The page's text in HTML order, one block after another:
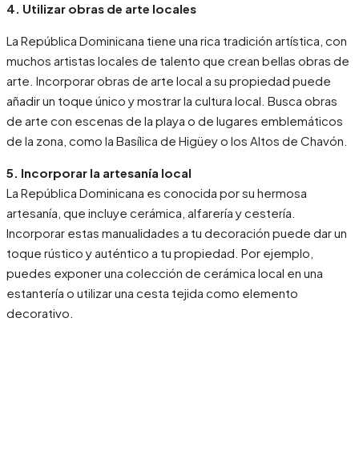
4. Utilizar obras de arte locales
La República Dominicana tiene una rica tradición artística, con
muchos artistas locales de talento que crean bellas obras de
arte. Incorporar obras de arte local a su propiedad puede
añadir un toque único y mostrar la cultura local. Busca obras
de arte con escenas de la playa o de lugares emblemáticos
de la zona, como la Basílica de Higüey o los Altos de Chavón.
5. Incorporar la artesanía local
La República Dominicana es conocida por su hermosa
artesanía, que incluye cerámica, alfarería y cestería.
Incorporar estas manualidades a tu decoración puede dar un
toque rústico y auténtico a tu propiedad. Por ejemplo,
puedes exponer una colección de cerámica local en una
estantería o utilizar una cesta tejida como elemento
decorativo.